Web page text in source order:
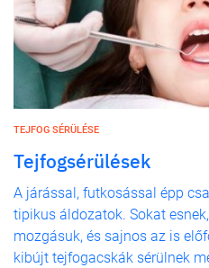
TEJFOG SÉRÜLÉSE
Tejfogsérülések
A járással, futkosással épp
tipikus áldozatok. Sokat
mozgásuk, és sajnos az is
kibújt tejfogacskák sérülnek